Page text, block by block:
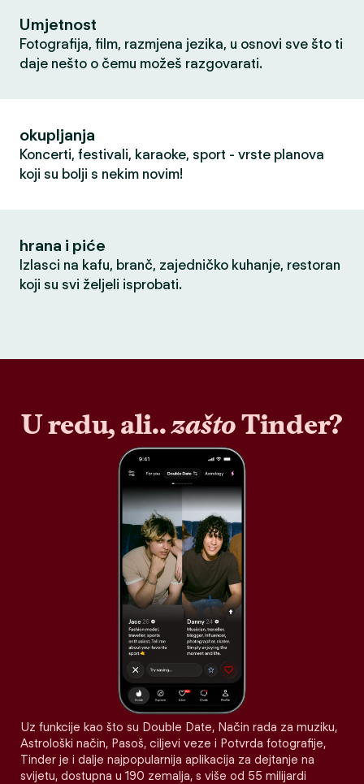
Umjetnost
Fotografija, film, razmjena jezika, u osnovi sve što ti
daje nešto o čemu možeš razgovarati.
okupljanja
Koncerti, festivali, karaoke, sport - vrste planova
koji su bolji s nekim novim!
hrana i piće
Izlasci na kafu, branč, zajedničko kuhanje, restoran
koji su svi željeli isprobati.
U redu, ali..zaštoTinder?
Uz funkcije kao što su Double Date, Način rada za muziku,
Astrološki način, Pasoš, ciljevi veze i Potvrda fotografije,
Tinder je i dalje najpopularnija aplikacija za dejtanje na
svijetu, dostupna u 190 zemalja, s više od 55 milijardi